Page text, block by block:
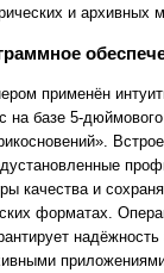
и архивных
применён
на базе 5-
качества и
форматах.